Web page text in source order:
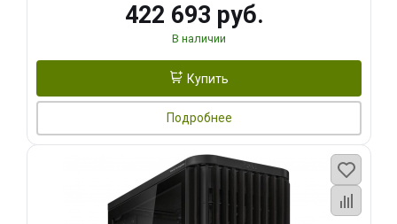
422 693 руб.
В наличии
Купить
Подробнее